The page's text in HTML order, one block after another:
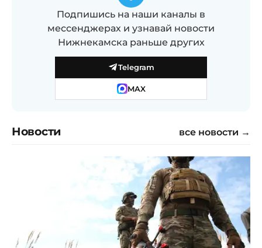
Подпишись на наши каналы в
мессенджерах и узнавай новости
Нижнекамска раньше других
Telegram
MAX
Новости все новости →